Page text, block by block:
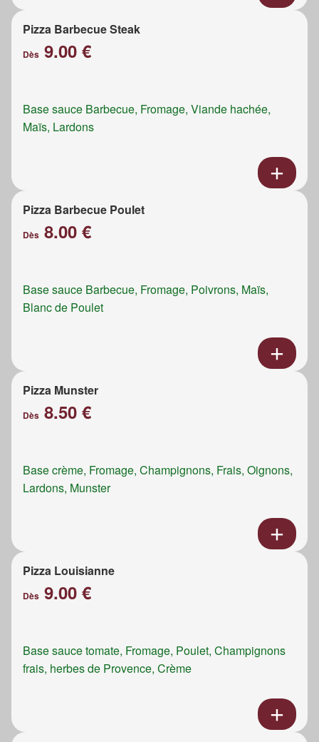
Pizza Barbecue Steak
Dès 9.00 €
Base sauce Barbecue, Fromage, Viande hachée,
Maïs, Lardons
Pizza Barbecue Poulet
Dès 8.00 €
Base sauce Barbecue, Fromage, Poivrons, Maïs,
Blanc de Poulet
Pizza Munster
Dès 8.50 €
Base crème, Fromage, Champignons, Frais, Oignons,
Lardons, Munster
Pizza Louisianne
Dès 9.00 €
Base sauce tomate, Fromage, Poulet, Champignons
frais, herbes de Provence, Crème